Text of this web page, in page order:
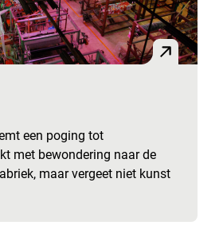
een poging tot
met bewondering naar de
maar vergeet niet kunst